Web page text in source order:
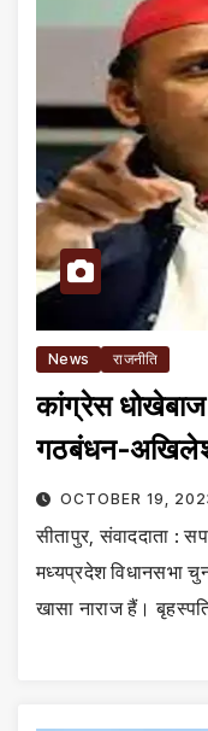
News राजनीति
कांग्रेस धोखेबाज
गठबंधन-
OCTOBER 19,
सीतापुर, संवाददाता :
मध्यप्रदेश विधानसभा
खासा नाराज हैं।